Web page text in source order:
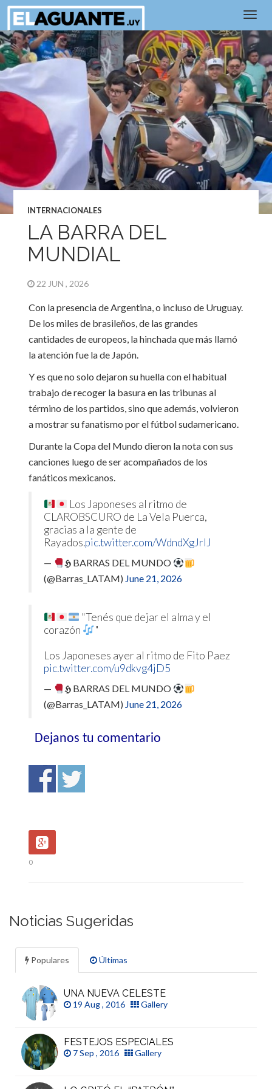
INTERNACIONALES
LA BARRA DEL
MUNDIAL
22 JUN , 2026
Con la presencia de Argentina, o incluso de Uruguay.
De los miles de brasileños, de las grandes
cantidades de europeos, la hinchada que más llamó
la atención fue la de Japón.
Y es que no solo dejaron su huella con el habitual
trabajo de recoger la basura en las tribunas al
término de los partidos, sino que además, volvieron
a mostrar su fanatismo por el fútbol sudamericano.
Durante la Copa del Mundo dieron la nota con sus
canciones luego de ser acompañados de los
fanáticos mexicanos.
Los Japoneses al ritmo de
CLAROBSCURO de La Vela Puerca,
gracias a la gente de
Rayados.pic.twitter.com/WdndXgJrlJ
—
𝕳 BARRAS DEL MUNDO
(@Barras_LATAM) June 21, 2026
"Tenés que dejar el alma y el
corazón
"
Los Japoneses ayer al ritmo de Fito Paez
pic.twitter.com/u9dkvg4jD5
—
𝕳 BARRAS DEL MUNDO
(@Barras_LATAM) June 21, 2026
Dejanos tu comentario
0
Noticias Sugeridas
Populares Últimas
UNA NUEVA CELESTE
19 Aug , 2016 Gallery
FESTEJOS ESPECIALES
7 Sep , 2016 Gallery